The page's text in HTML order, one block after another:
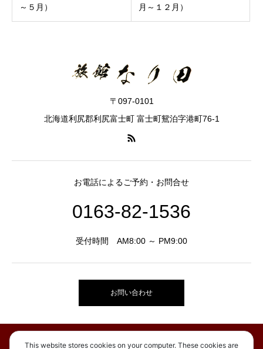
～５月）
月～１２月）
〒097-0101
北海道利尻郡利尻富士町 富士町鴛泊字港町76-1
お電話によるご予約・お問合せ
0163-82-1536
受付時間 AM8:00 ～ PM9:00
お問い合わせ
お知らせ
This website stores cookies on your computer. These cookies are